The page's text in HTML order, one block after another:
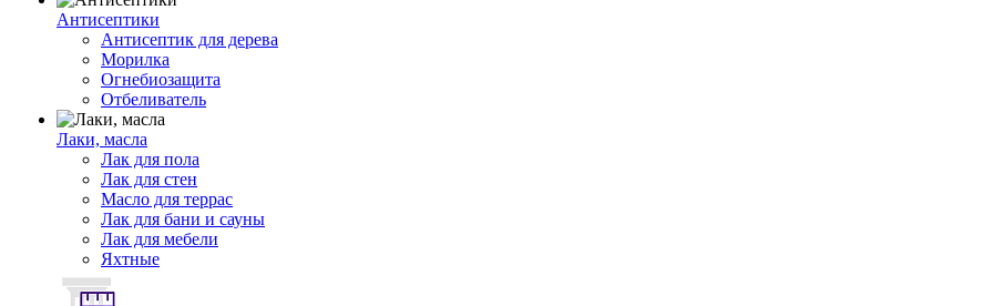
Антисептики
Антисептик для дерева
Морилка
Огнебиозащита
Отбеливатель
Лаки, масла
Лак для пола
Лак для стен
Масло для террас
Лак для бани и сауны
Лак для мебели
Яхтные